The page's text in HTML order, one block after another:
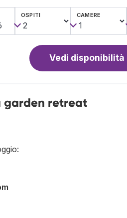
OSPITI CAMERE
Vedi disponibilità
garden retreat